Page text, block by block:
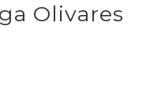
Olivares